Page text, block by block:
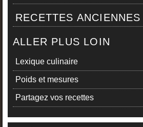
RECETTES ANCIENNES
ALLER PLUS LOIN
Lexique culinaire
Poids et mesures
Partagez vos recettes